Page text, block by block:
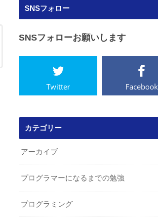
SNSフォロー
SNSフォローお願いします
Twitter Facebook
カテゴリー
アーカイブ
プログラマーになるまでの勉強
プログラミング